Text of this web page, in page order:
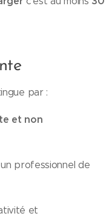
par :
et non
professionnel de
et